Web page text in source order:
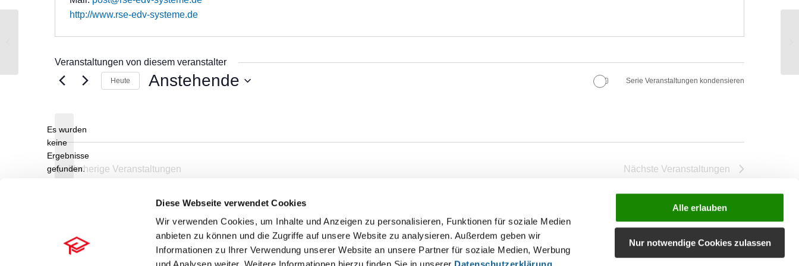
Diese Webseite verwendet Cookies
Wir verwenden Cookies, um Inhalte und Anzeigen zu personalisieren, Funktionen für soziale Medien
anbieten zu können und die Zugriffe auf unsere Website zu analysieren. Außerdem geben wir
Informationen zu Ihrer Verwendung unserer Website an unsere Partner für soziale Medien, Werbung
Alle erlauben
Nur notwendige Cookies zulassen
http://www.rse-edv-systeme.de
Veranstaltungen von diesem veranstalter
Hinweis
Es wurden
keine
Ergebnisse
gefunden.
Heute Anstehende Serie Veranstaltungen kondensieren
Vorherige Veranstaltungen Nächste Veranstaltungen